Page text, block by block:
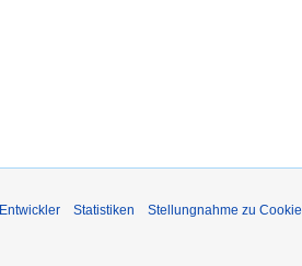
Entwickler Statistiken Stellungnahme zu